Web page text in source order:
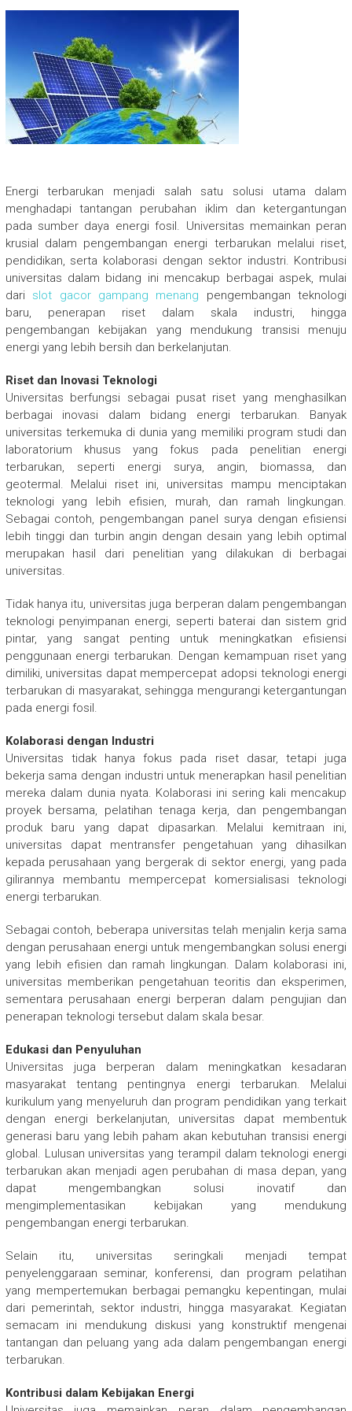
Energi terbarukan menjadi salah satu solusi utama dalam
menghadapi tantangan perubahan iklim dan ketergantungan
pada sumber daya energi fosil. Universitas memainkan peran
krusial dalam pengembangan energi terbarukan melalui riset,
pendidikan, serta kolaborasi dengan sektor industri. Kontribusi
universitas dalam bidang ini mencakup berbagai aspek, mulai
dari slot gacor gampang menang pengembangan teknologi
baru, penerapan riset dalam skala industri, hingga
pengembangan kebijakan yang mendukung transisi menuju
energi yang lebih bersih dan berkelanjutan.
Riset dan Inovasi Teknologi
Universitas berfungsi sebagai pusat riset yang menghasilkan
berbagai inovasi dalam bidang energi terbarukan. Banyak
universitas terkemuka di dunia yang memiliki program studi dan
laboratorium khusus yang fokus pada penelitian energi
terbarukan, seperti energi surya, angin, biomassa, dan
geotermal. Melalui riset ini, universitas mampu menciptakan
teknologi yang lebih efisien, murah, dan ramah lingkungan.
Sebagai contoh, pengembangan panel surya dengan efisiensi
lebih tinggi dan turbin angin dengan desain yang lebih optimal
merupakan hasil dari penelitian yang dilakukan di berbagai
universitas.
Tidak hanya itu, universitas juga berperan dalam pengembangan
teknologi penyimpanan energi, seperti baterai dan sistem grid
pintar, yang sangat penting untuk meningkatkan efisiensi
penggunaan energi terbarukan. Dengan kemampuan riset yang
dimiliki, universitas dapat mempercepat adopsi teknologi energi
terbarukan di masyarakat, sehingga mengurangi ketergantungan
pada energi fosil.
Kolaborasi dengan Industri
Universitas tidak hanya fokus pada riset dasar, tetapi juga
bekerja sama dengan industri untuk menerapkan hasil penelitian
mereka dalam dunia nyata. Kolaborasi ini sering kali mencakup
proyek bersama, pelatihan tenaga kerja, dan pengembangan
produk baru yang dapat dipasarkan. Melalui kemitraan ini,
universitas dapat mentransfer pengetahuan yang dihasilkan
kepada perusahaan yang bergerak di sektor energi, yang pada
gilirannya membantu mempercepat komersialisasi teknologi
energi terbarukan.
Sebagai contoh, beberapa universitas telah menjalin kerja sama
dengan perusahaan energi untuk mengembangkan solusi energi
yang lebih efisien dan ramah lingkungan. Dalam kolaborasi ini,
universitas memberikan pengetahuan teoritis dan eksperimen,
sementara perusahaan energi berperan dalam pengujian dan
penerapan teknologi tersebut dalam skala besar.
Edukasi dan Penyuluhan
Universitas juga berperan dalam meningkatkan kesadaran
masyarakat tentang pentingnya energi terbarukan. Melalui
kurikulum yang menyeluruh dan program pendidikan yang terkait
dengan energi berkelanjutan, universitas dapat membentuk
generasi baru yang lebih paham akan kebutuhan transisi energi
global. Lulusan universitas yang terampil dalam teknologi energi
terbarukan akan menjadi agen perubahan di masa depan, yang
dapat mengembangkan solusi inovatif dan
mengimplementasikan kebijakan yang mendukung
pengembangan energi terbarukan.
Selain itu, universitas seringkali menjadi tempat
penyelenggaraan seminar, konferensi, dan program pelatihan
yang mempertemukan berbagai pemangku kepentingan, mulai
dari pemerintah, sektor industri, hingga masyarakat. Kegiatan
semacam ini mendukung diskusi yang konstruktif mengenai
tantangan dan peluang yang ada dalam pengembangan energi
terbarukan.
Kontribusi dalam Kebijakan Energi